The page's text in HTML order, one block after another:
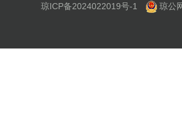
琼ICP备2024022019号-1
琼公